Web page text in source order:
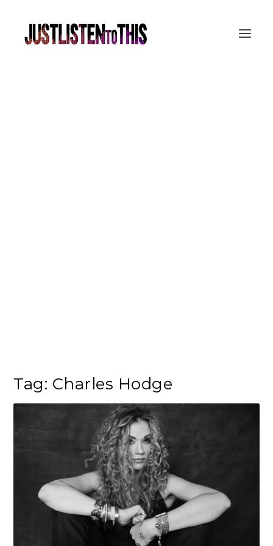
Tag: Charles Hodge